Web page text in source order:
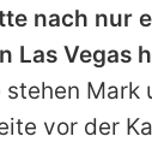
verwalten
nach nur
Las Vegas
stehen Mark
vor der